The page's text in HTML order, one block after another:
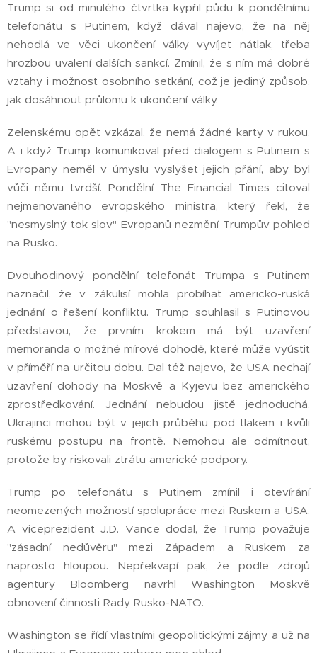
Trump si od minulého čtvrtka kypřil půdu k pondělnímu
telefonátu s Putinem, když dával najevo, že na něj
nehodlá ve věci ukončení války vyvíjet nátlak, třeba
hrozbou uvalení dalších sankcí. Zmínil, že s ním má dobré
vztahy i možnost osobního setkání, což je jediný způsob,
jak dosáhnout průlomu k ukončení války.
Zelenskému opět vzkázal, že nemá žádné karty v rukou.
A i když Trump komunikoval před dialogem s Putinem s
Evropany neměl v úmyslu vyslyšet jejich přání, aby byl
vůči němu tvrdší. Pondělní The Financial Times citoval
nejmenovaného evropského ministra, který řekl, že
"nesmyslný tok slov" Evropanů nezmění Trumpův pohled
na Rusko.
Dvouhodinový pondělní telefonát Trumpa s Putinem
naznačil, že v zákulisí mohla probíhat americko-ruská
jednání o řešení konfliktu. Trump souhlasil s Putinovou
představou, že prvním krokem má být uzavření
memoranda o možné mírové dohodě, které může vyústit
v příměří na určitou dobu. Dal též najevo, že USA nechají
uzavření dohody na Moskvě a Kyjevu bez amerického
zprostředkování. Jednání nebudou jistě jednoduchá.
Ukrajinci mohou být v jejich průběhu pod tlakem i kvůli
ruskému postupu na frontě. Nemohou ale odmítnout,
protože by riskovali ztrátu americké podpory.
Trump po telefonátu s Putinem zmínil i otevírání
neomezených možností spolupráce mezi Ruskem a USA.
A viceprezident J.D. Vance dodal, že Trump považuje
"zásadní nedůvěru" mezi Západem a Ruskem za
naprosto hloupou. Nepřekvapí pak, že podle zdrojů
agentury Bloomberg navrhl Washington Moskvě
obnovení činnosti Rady Rusko-NATO.
Washington se řídí vlastními geopolitickými zájmy a už na